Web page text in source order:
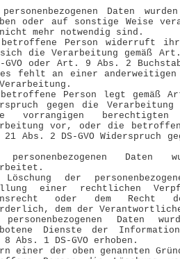
Daten
oder auf sonstige Weise
mehr notwendig sind.
Person widerruft
die Verarbeitung gemäß
GVO oder Art. 9 Abs. 2
es fehlt an einer anderweitigen
Person legt gemäß
gegen die
vorrangigen
vor, oder die
Abs. 2 DS-GVO Widerspruch
Daten
der
einer rechtlichen
oder dem Recht
dem der
Daten
Dienste der
Abs. 1 DS-GVO erhoben.
einer der oben genannten